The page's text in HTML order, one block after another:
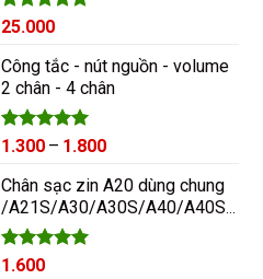
Được xếp
5 sao
25.000
Công tắc - nút nguồn - volume
2 chân - 4 chân
Được xếp
5 sao
1.300 – 1.800Khoảng
từ
1.300₫
Chân sạc zin A20 dùng chung
/A21S/A30/A30S/A40/A40S/A50/A60/A70/M10/M20
Được xếp
1.600